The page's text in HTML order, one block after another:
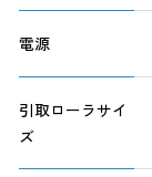
電源
引取ローラサイ
ズ